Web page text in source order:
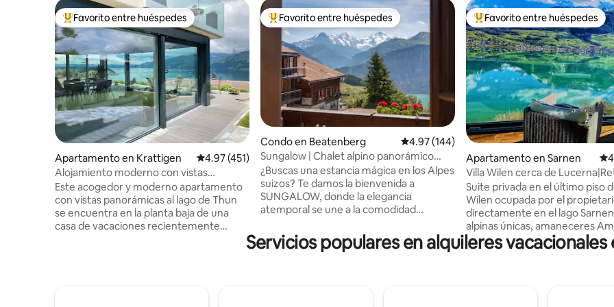
Favorito entre huéspedes preferido
Favorito entre huéspedes
Apartamento en Krattigen Calificación promedio: 4.97 de 5, 451 reseñas
4.97 (451)
Alojamiento moderno con vistas
panorámicas al lago de Thun
Este acogedor y moderno apartamento
con vistas panorámicas al lago de Thun
se encuentra en la planta baja de una
casa de vacaciones recientemente
Favorito entre huéspedes preferido
Favorito entre huéspedes
Condo en Beatenberg Calificación promedio: 4.97 de 5, 144 reseñas
4.97 (144)
Sungalow | Chalet alpino panorámico
vintage-chic
¿Buscas una estancia mágica en los Alpes
suizos? Te damos la bienvenida a
SUNGALOW, donde la elegancia
atemporal se une a la comodidad
disfruta de una cocina gourmet
totalmente equipada, elegantes
Favorito entre huéspedes
Favorito entre huéspedes
Apartamento en Sarnen
Villa Wilen cerca de
lujo frente al lago
Suite privada en el último piso
Wilen ocupada por el
directamente en el lago
alpinas únicas, amaneceres
dormitorio con cine en casa,
panorámico, cocina grande y
(acceso al ascensor - área
Servicios populares en alquileres vacacionales